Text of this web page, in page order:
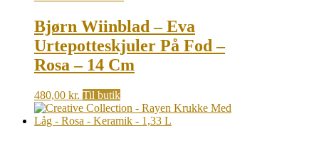
Bjørn Wiinblad – Eva
Urtepotteskjuler På Fod –
Rosa – 14 Cm
480,00 kr. Til butik